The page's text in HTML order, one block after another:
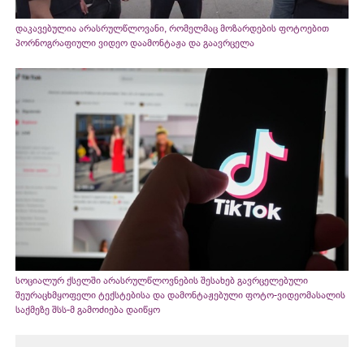
დაკავებულია არასრულწლოვანი, რომელმაც მოზარდების ფოტოებით
პორნოგრაფიული ვიდეო დაამონტაჟა და გაავრცელა
სოციალურ ქსელში არასრულწლოვნების შესახებ გავრცელებული
შეურაცხმყოფელი ტექსტებისა და დამონტაჟებული ფოტო-ვიდეომასალის
საქმეზე შსს-მ გამოძიება დაიწყო